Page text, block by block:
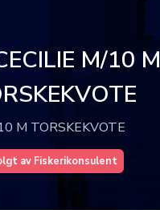
M/10 M
M TORSKEKVOTE
av Fiskerikonsulent